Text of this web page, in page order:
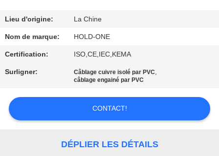
CONTRÔLE
DE
QUALITÉ
CONTACTEZ-
NOUS
NOUVELLES
Lieu d'origine: La Chine
Nom de marque: HOLD-ONE
Certification: ISO,CE,IEC,KEMA
Surligner: Câblage cuivre isolé par PVC,
câblage engainé par PVC
CONTACT!
DÉPLIER LES DÉTAILS